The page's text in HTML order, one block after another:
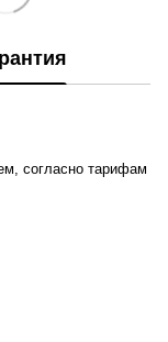
согласно тарифам